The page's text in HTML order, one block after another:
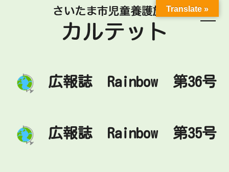
広報誌 Rainbow 第36号
広報誌 Rainbow 第35号
Translate »